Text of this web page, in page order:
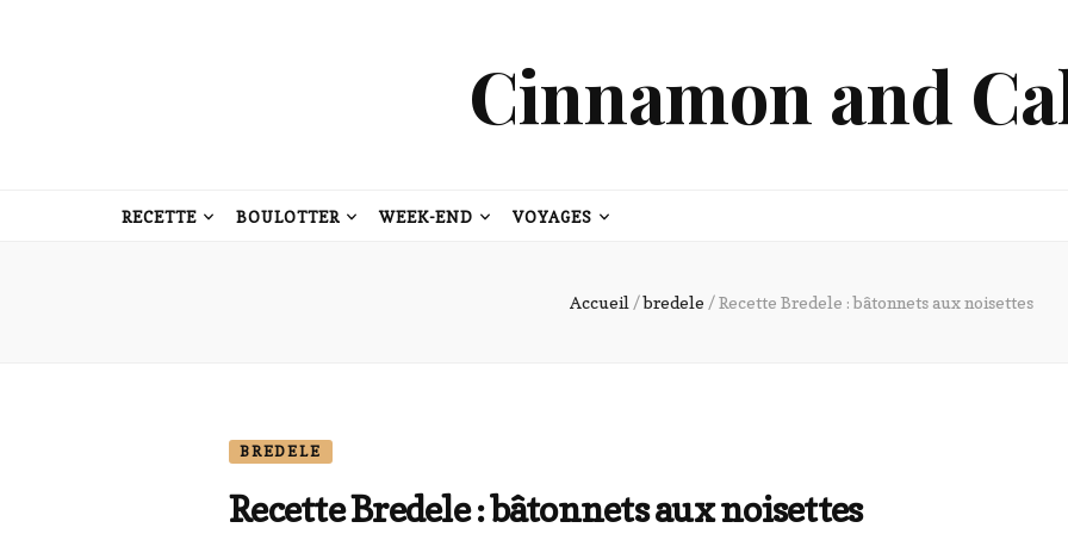
Cinnamon and
RECETTE BOULOTTER WEEK-END VOYAGES
Accueil /bredele / Recette Bredele : bâtonnets aux noisettes
BREDELE
Recette Bredele : bâtonnets aux noisettes